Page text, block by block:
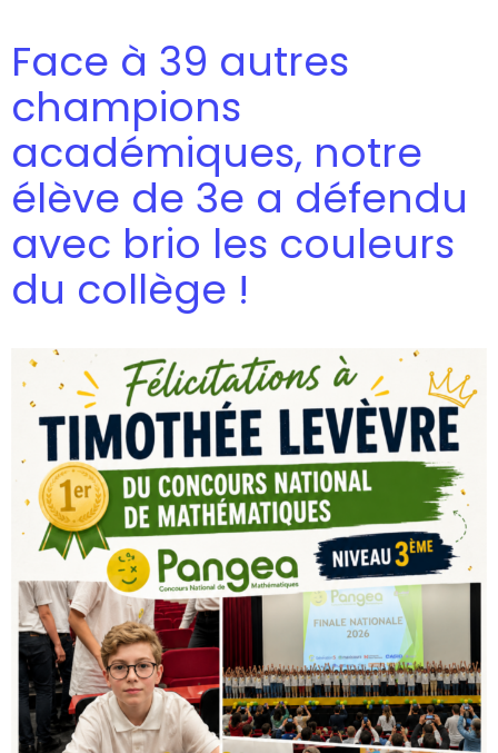
Face à 39 autres
champions
académiques, notre
élève de 3e a défendu
avec brio les couleurs
du collège !